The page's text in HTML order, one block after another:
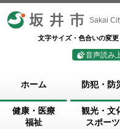
坂井市 Sakai
文字サイズ・色合いの変更
音声読み
ホーム 防犯・防
健康・医療
福祉
観光・文
スポーツ